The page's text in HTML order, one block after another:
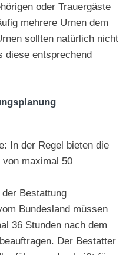
oder Trauergäste
mehrere Urnen dem
sollten natürlich nicht
diese entsprechend
In der Regel bieten die
von maximal 50
Bestattung
Bundesland müssen
36 Stunden nach dem
Der Bestatter